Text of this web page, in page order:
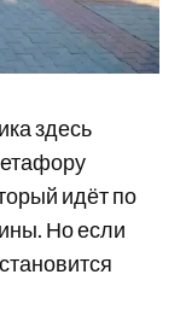
здесь
идёт по
Но если